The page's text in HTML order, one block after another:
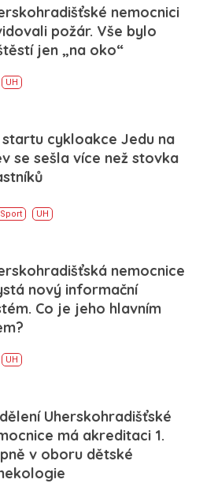
nemocnici
požár. Vše bylo
jen „na oko“
UH
startu cykloakce Jedu na
se sešla více než stovka
Sport UH
nemocnice
nový informační
Co je jeho hlavním
UH
Uherskohradišťské
má akreditaci 1.
v oboru dětské